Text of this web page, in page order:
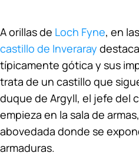
A orillas de Loch Fyne, en
castillo de Inveraray
típicamente gótica y sus
trata de un castillo que
duque de Argyll, el jefe del
empieza en la sala de
abovedada donde se
armaduras.